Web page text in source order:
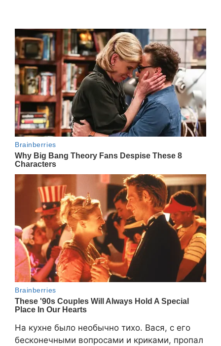
На кухне было необычно тихо. Вася, с его
бесконечными вопросами и криками, пропал